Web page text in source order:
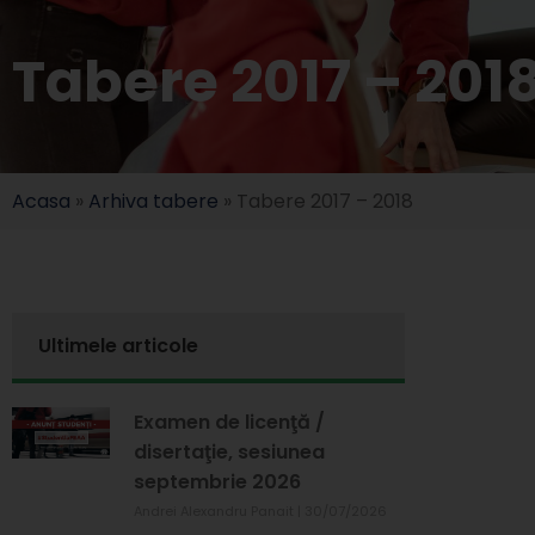
Tabere 2017 –
Acasa » Arhiva tabere » Tabere 2017 – 2018
Ultimele articole
Examen de licenţă /
disertaţie, sesiunea
septembrie 2026